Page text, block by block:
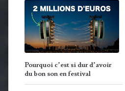
Pourquoi c’est si dur d’avoir
du bon son en festival